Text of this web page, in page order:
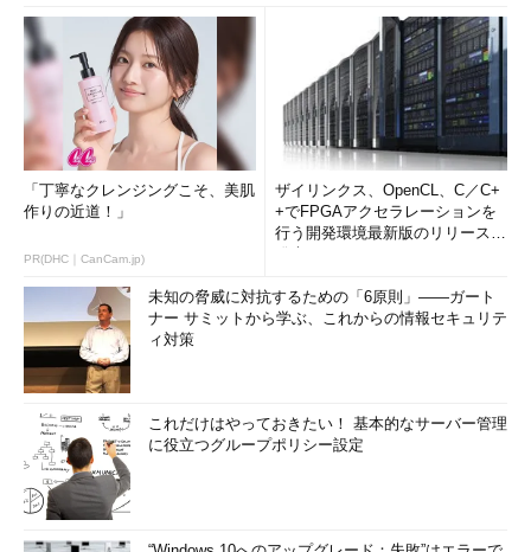
「丁寧なクレンジングこそ、美肌
作りの近道！」
PR(DHC｜CanCam.jp)
ザイリンクス、OpenCL、C／C+
+でFPGAアクセラレーションを
行う開発環境最新版のリリースを
未知の脅威に対抗するための「6原則」――ガート
ナー サミットから学ぶ、これからの情報セキュリテ
ィ対策
これだけはやっておきたい！ 基本的なサーバー管理
に役立つグループポリシー設定